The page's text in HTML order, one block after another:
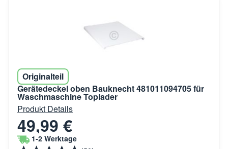
Originalteil
Gerätedeckel oben Bauknecht 481011094705 für
Waschmaschine Toplader
Produkt Details
49,99 €
1-2 Werktage